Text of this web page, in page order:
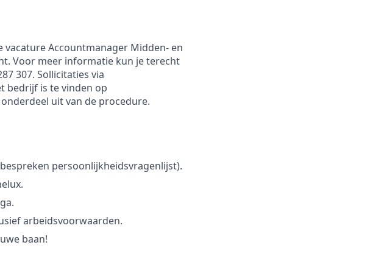
vacature Accountmanager Midden- en
Voor meer informatie kun je terecht
307. Sollicitaties via
bedrijf is te vinden op
uit van de procedure.
persoonlijkheidsvragenlijst).
arbeidsvoorwaarden.
baan!